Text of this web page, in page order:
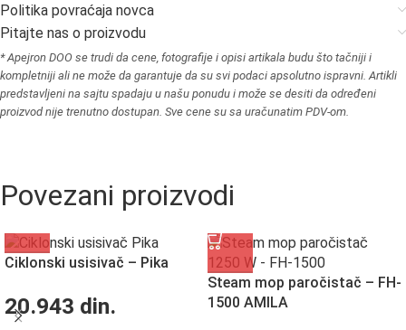
Politika povraćaja novca
Pitajte nas o proizvodu
* Apejron DOO se trudi da cene, fotografije i opisi artikala budu što tačniji i
kompletniji ali ne može da garantuje da su svi podaci apsolutno ispravni. Artikli
predstavljeni na sajtu spadaju u našu ponudu i može se desiti da određeni
proizvod nije trenutno dostupan. Sve cene su sa uračunatim PDV-om.
Povezani proizvodi
Ciklonski usisivač – Pika
20.943 din.
Steam mop paročistač – FH-
1500 AMILA